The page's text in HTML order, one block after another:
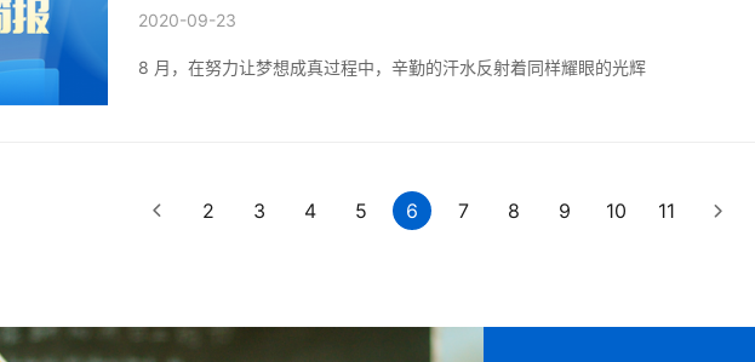
2020-09-23
8 月，在努力让梦想成真过程中，辛勤的汗水反射着同样耀眼的光辉
2 3 4 5 6 7 8 9 10 11